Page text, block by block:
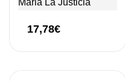
17,78€